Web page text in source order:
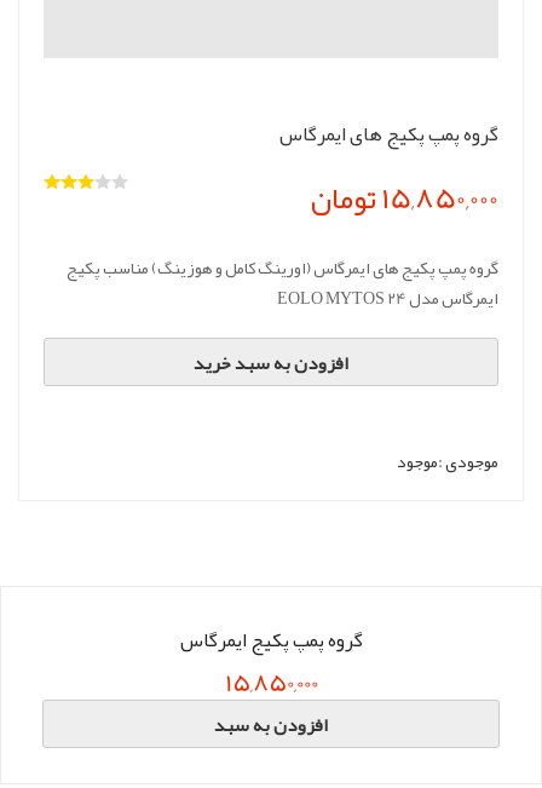
گروه پمپ پکیج های ایمرگاس
15,850,000 تومان
گروه پمپ پکیج های ایمرگاس (اورینگ کامل و هوزینگ) مناسب پکیج
ایمرگاس مدل EOLO MYTOS 24
افزودن به سبد خرید
موجودی :موجود
گروه پمپ پکیج ایمرگاس
15,850,000
افزودن به سبد